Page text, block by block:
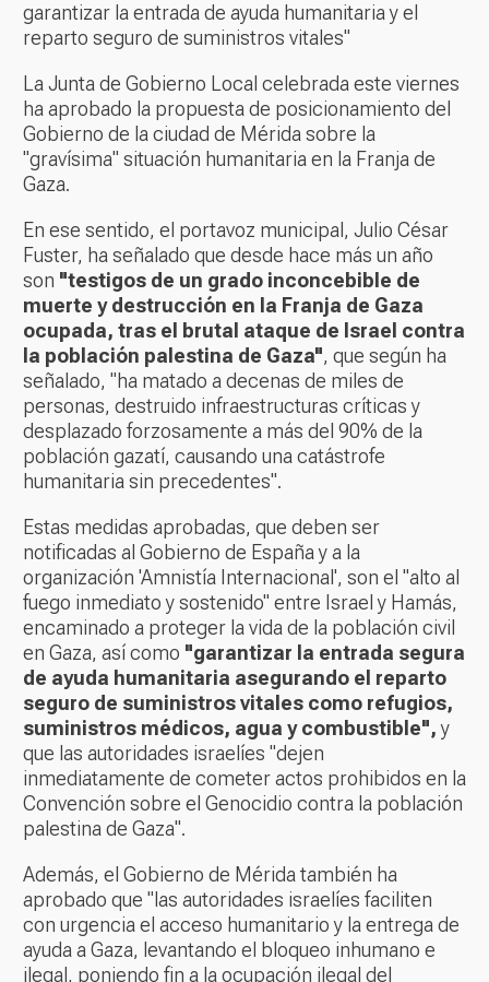
garantizar la entrada de ayuda humanitaria y el
reparto seguro de suministros vitales"
La Junta de Gobierno Local celebrada este viernes
ha aprobado la propuesta de posicionamiento del
Gobierno de la ciudad de Mérida sobre la
"gravísima" situación humanitaria en la Franja de
Gaza.
En ese sentido, el portavoz municipal, Julio César
Fuster, ha señalado que desde hace más un año
son "testigos de un grado inconcebible de
muerte y destrucción en la Franja de Gaza
ocupada, tras el brutal ataque de Israel contra
la población palestina de Gaza", que según ha
señalado, "ha matado a decenas de miles de
personas, destruido infraestructuras críticas y
desplazado forzosamente a más del 90% de la
población gazatí, causando una catástrofe
humanitaria sin precedentes".
Estas medidas aprobadas, que deben ser
notificadas al Gobierno de España y a la
organización 'Amnistía Internacional', son el "alto al
fuego inmediato y sostenido" entre Israel y Hamás,
encaminado a proteger la vida de la población civil
en Gaza, así como "garantizar la entrada segura
de ayuda humanitaria asegurando el reparto
seguro de suministros vitales como refugios,
suministros médicos, agua y combustible",y
que las autoridades israelíes "dejen
inmediatamente de cometer actos prohibidos en la
Convención sobre el Genocidio contra la población
palestina de Gaza".
Además, el Gobierno de Mérida también ha
aprobado que "las autoridades israelíes faciliten
con urgencia el acceso humanitario y la entrega de
ayuda a Gaza, levantando el bloqueo inhumano e
ilegal, poniendo fin a la ocupación ilegal del